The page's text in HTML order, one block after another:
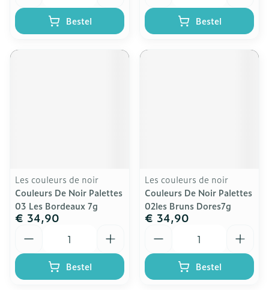
Bestel Bestel
Les couleurs de noir
Couleurs De Noir Palettes
03 Les Bordeaux 7g
€ 34,90
Bestel
Les couleurs de noir
Couleurs De Noir Palettes
02les Bruns Dores7g
€ 34,90
Bestel